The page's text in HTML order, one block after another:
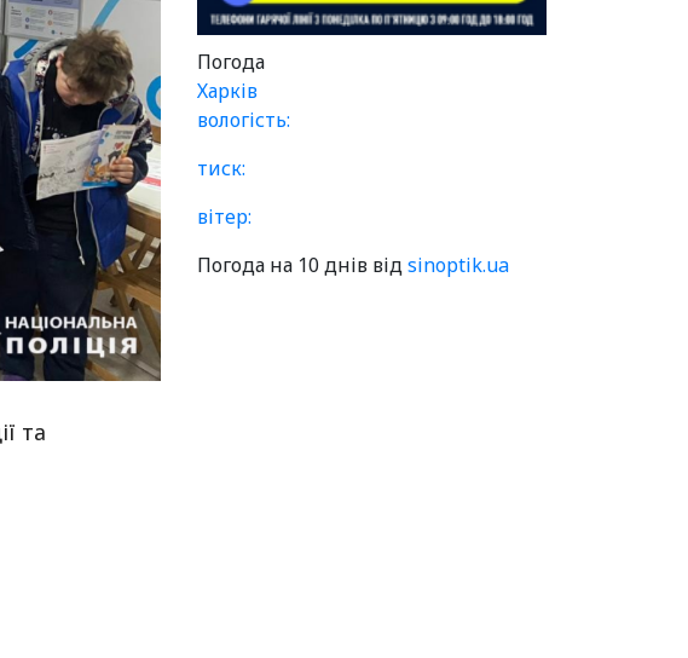
та
Погода
Харків
вологість:
тиск:
вітер:
Погода на 10 днів відsinoptik.ua